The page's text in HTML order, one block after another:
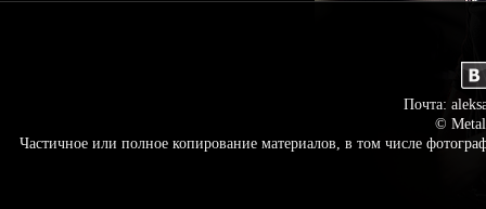
Почта:
©
Частичное или полное копирование материалов, в том числе